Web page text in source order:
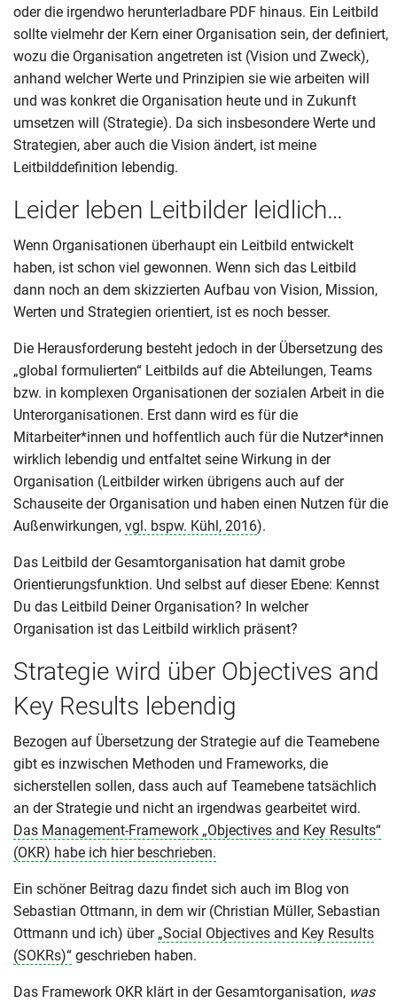
oder die irgendwo herunterladbare PDF hinaus. Ein Leitbild
sollte vielmehr der Kern einer Organisation sein, der definiert,
wozu die Organisation angetreten ist (Vision und Zweck),
anhand welcher Werte und Prinzipien sie wie arbeiten will
und was konkret die Organisation heute und in Zukunft
umsetzen will (Strategie). Da sich insbesondere Werte und
Strategien, aber auch die Vision ändert, ist meine
Leitbilddefinition lebendig.
Leider leben Leitbilder leidlich…
Wenn Organisationen überhaupt ein Leitbild entwickelt
haben, ist schon viel gewonnen. Wenn sich das Leitbild
dann noch an dem skizzierten Aufbau von Vision, Mission,
Werten und Strategien orientiert, ist es noch besser.
Die Herausforderung besteht jedoch in der Übersetzung des
„global formulierten“ Leitbilds auf die Abteilungen, Teams
bzw. in komplexen Organisationen der sozialen Arbeit in die
Unterorganisationen. Erst dann wird es für die
Mitarbeiter*innen und hoffentlich auch für die Nutzer*innen
wirklich lebendig und entfaltet seine Wirkung in der
Organisation (Leitbilder wirken übrigens auch auf der
Schauseite der Organisation und haben einen Nutzen für die
Außenwirkungen, vgl. bspw. Kühl, 2016).
Das Leitbild der Gesamtorganisation hat damit grobe
Orientierungsfunktion. Und selbst auf dieser Ebene: Kennst
Du das Leitbild Deiner Organisation? In welcher
Organisation ist das Leitbild wirklich präsent?
Strategie wird über Objectives and
Key Results lebendig
Bezogen auf Übersetzung der Strategie auf die Teamebene
gibt es inzwischen Methoden und Frameworks, die
sicherstellen sollen, dass auch auf Teamebene tatsächlich
an der Strategie und nicht an irgendwas gearbeitet wird.
Das Management-Framework „Objectives and Key Results“
(OKR) habe ich hier beschrieben.
Ein schöner Beitrag dazu findet sich auch im Blog von
Sebastian Ottmann, in dem wir (Christian Müller, Sebastian
Ottmann und ich) über „Social Objectives and Key Results
(SOKRs)“ geschrieben haben.
Das Framework OKR klärt in der Gesamtorganisation, was